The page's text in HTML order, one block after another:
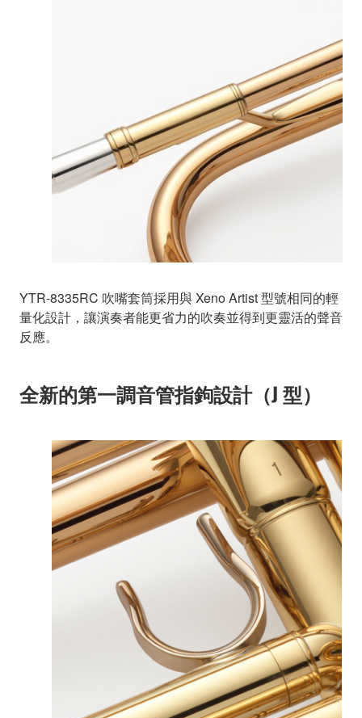
YTR-8335RC 吹嘴套筒採用與 Xeno Artist 型號相同的輕
量化設計，讓演奏者能更省力的吹奏並得到更靈活的聲音
反應。
全新的第一調音管指鉤設計（J 型）